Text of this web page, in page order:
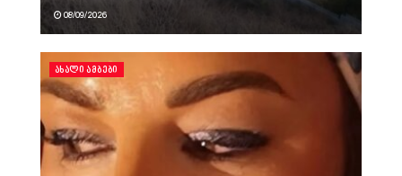
08/09/2026
ᲐᲮᲐᲚᲘ ᲐᲛᲑᲔᲑᲘ